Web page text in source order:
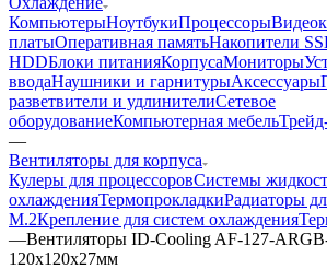
КомпьютерыНоутбукиПроцессоры
платыОперативная памятьНакопители
HDDБлоки питанияКорпусаМониторы
вводаНаушники и гарнитурыАксессуары
разветвители и удлинителиСетевое
оборудованиеКомпьютерная мебель
—
Вентиляторы для корпуса
Кулеры для процессоровСистемы
охлажденияТермопрокладкиРадиаторы
M.2Крепление для систем охлаждения
—Вентиляторы ID-Cooling AF-127-
120x120x27мм